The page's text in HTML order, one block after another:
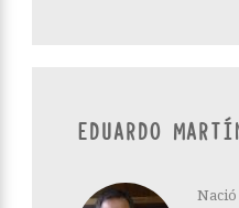
EDUARDO
Nació